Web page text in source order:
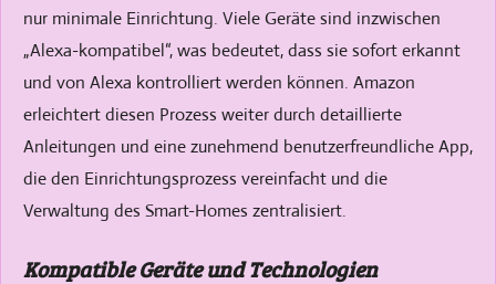
nur minimale Einrichtung. Viele Geräte sind inzwischen
„Alexa-kompatibel“, was bedeutet, dass sie sofort erkannt
und von Alexa kontrolliert werden können. Amazon
erleichtert diesen Prozess weiter durch detaillierte
Anleitungen und eine zunehmend benutzerfreundliche App,
die den Einrichtungsprozess vereinfacht und die
Verwaltung des Smart-Homes zentralisiert.
Kompatible Geräte und Technologien